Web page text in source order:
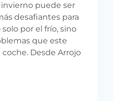
puede ser
desafiantes para
por el frío, sino
que este
Desde Arrojo